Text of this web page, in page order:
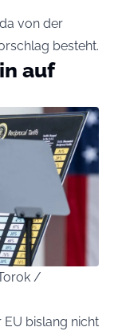
von der
besteht.
auf
/
bislang nicht